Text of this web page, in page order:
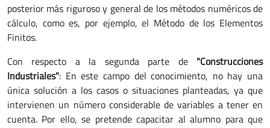
posterior más riguroso y general de los métodos numéricos de
cálculo, como es, por ejemplo, el Método de los Elementos
Finitos.
Con respecto a la segunda parte de "Construcciones
Industriales": En este campo del conocimiento, no hay una
única solución a los casos o situaciones planteadas, ya que
intervienen un número considerable de variables a tener en
cuenta. Por ello, se pretende capacitar al alumno para que